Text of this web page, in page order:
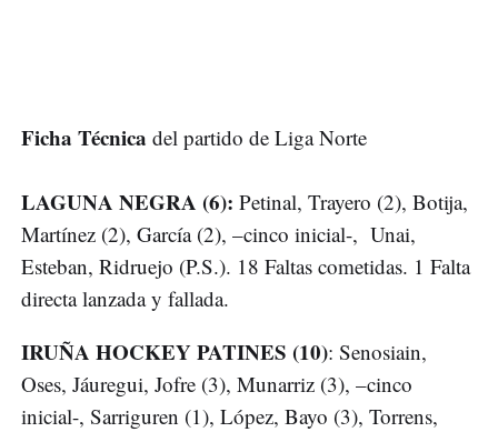
Ficha Técnica del partido de Liga Norte
LAGUNA NEGRA (6): Petinal, Trayero (2), Botija,
Martínez (2), García (2), –cinco inicial-, Unai,
Esteban, Ridruejo (P.S.). 18 Faltas cometidas. 1 Falta
directa lanzada y fallada.
IRUÑA HOCKEY PATINES (10): Senosiain,
Oses, Jáuregui, Jofre (3), Munarriz (3), –cinco
inicial-, Sarriguren (1), López, Bayo (3), Torrens,